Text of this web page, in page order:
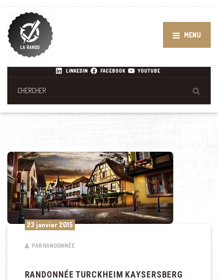
MENU
LINKEDIN FACEBOOK YOUTUBE
23 janvier 2015
PAR RANDONNÉE
RANDONNÉE TURCKHEIM KAYSERSBERG